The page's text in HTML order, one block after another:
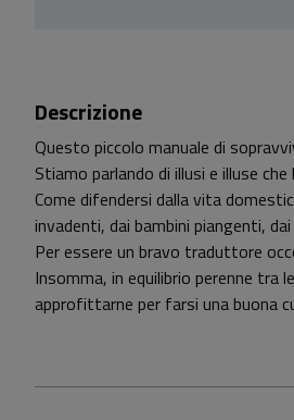
Descrizione
Questo piccolo manuale di
Stiamo parlando di illusi e illuse
Come difendersi dalla vita
invadenti, dai bambini piangenti,
Per essere un bravo traduttore
Insomma, in equilibrio perenne tra
approfittarne per farsi una buona